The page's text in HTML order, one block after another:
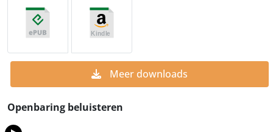
Meer downloads
Openbaring beluisteren